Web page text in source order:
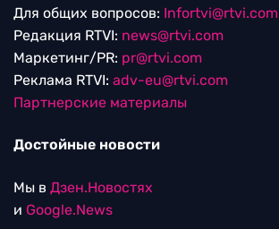
Для общих вопросов: Infortvi@rtvi.com
Редакция RTVI: news@rtvi.com
Маркетинг/PR: pr@rtvi.com
Реклама RTVI: adv-eu@rtvi.com
Партнерские материалы
Достойные новости
Мы в Дзен.Новостях
и Google.News